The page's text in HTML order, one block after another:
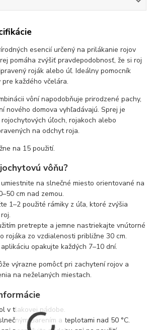
esencií určený na prilákanie rojov
pomáha zvýšiť pravdepodobnosť, že si roj
roják alebo úľ. Ideálny pomocník
každého včelára.
vôní napodobňuje prirodzené pachy,
nového domova vyhľadávajú. Sprej je
úľoch, rojakoch alebo
na odchyt roja.
na 15 použití.
vôňu?
na slnečné miesto orientované na
cm nad zemou.
1–2 použité rámiky z úľa, ktoré zvýšia
pretrepte a jemne nastriekajte vnútorné
rojáka zo vzdialenosti približne 30 cm.
opakujte každých 7–10 dní.
výrazne pomôcť pri zachytení rojov a
na neželaných miestach.
v tlakovej nádobe.
žiarením a teplotami nad 50 °C.